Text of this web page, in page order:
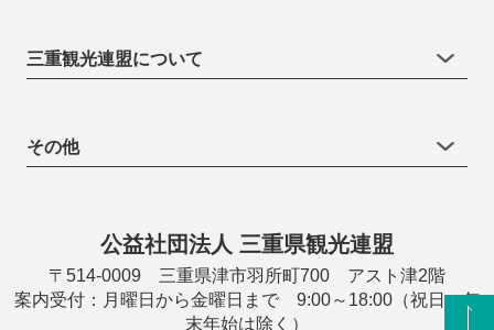
三重観光連盟について
その他
公益社団法人 三重県観光連盟
〒514-0009 三重県津市羽所町700 アスト津2階
案内受付：月曜日から金曜日まで 9:00～18:00（祝日・年
末年始は除く）